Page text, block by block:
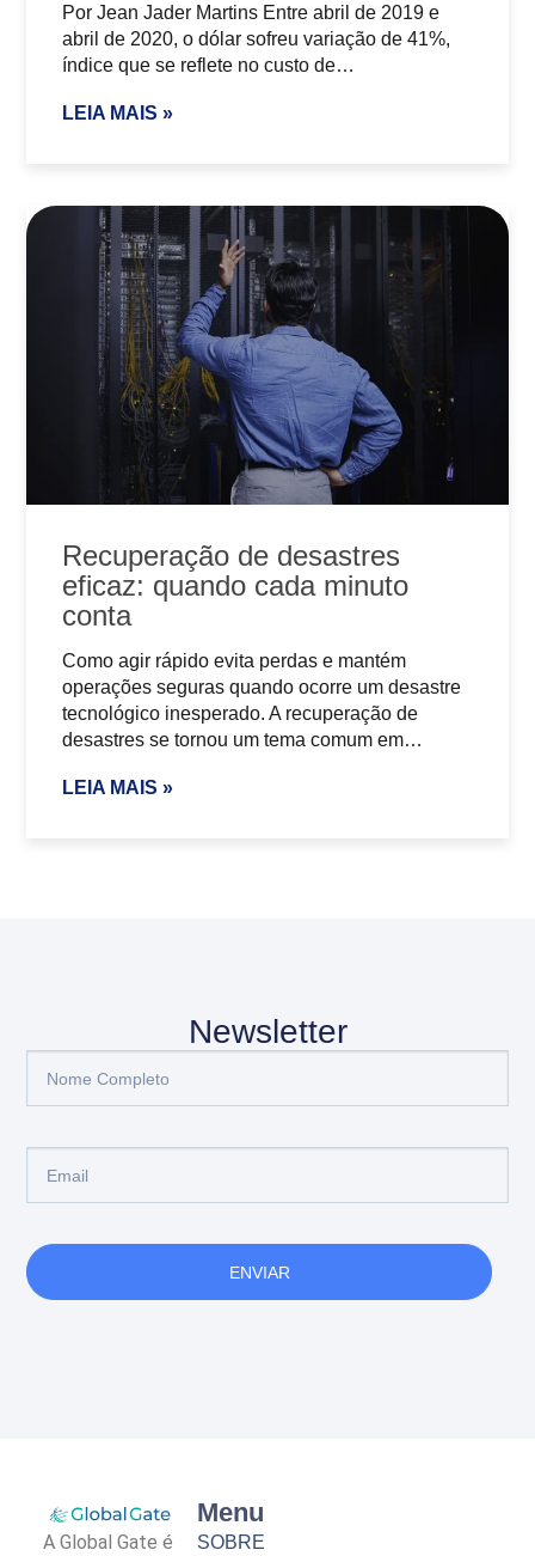
Por Jean Jader Martins Entre abril de 2019 e
abril de 2020, o dólar sofreu variação de 41%,
índice que se reflete no custo de…
LEIA MAIS »
Recuperação de desastres
eficaz: quando cada minuto
conta
Como agir rápido evita perdas e mantém
operações seguras quando ocorre um desastre
tecnológico inesperado. A recuperação de
desastres se tornou um tema comum em…
LEIA MAIS »
Newsletter
ENVIAR
A Global Gate é
Menu
SOBRE